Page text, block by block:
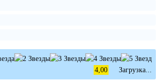
4,00
Загрузка...